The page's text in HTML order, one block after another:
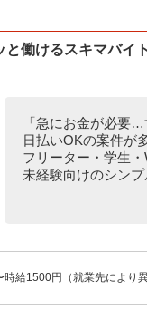
と働けるスキマバイ
「急にお金が必要
日払いOKの案件が
フリーター・学生
未経験向けのシン
給1500円（就業先により異